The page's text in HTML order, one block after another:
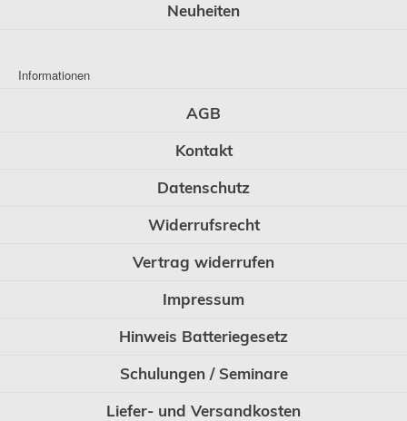
Neuheiten
Informationen
AGB
Kontakt
Datenschutz
Widerrufsrecht
Vertrag widerrufen
Impressum
Hinweis Batteriegesetz
Schulungen / Seminare
Liefer- und Versandkosten